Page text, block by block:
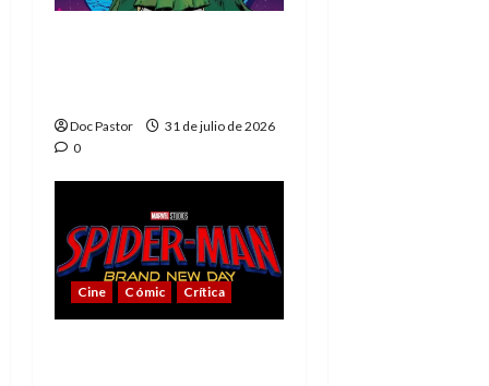
Doc Pastor
31 de julio de 2026
0
Cine Cómic Crítica